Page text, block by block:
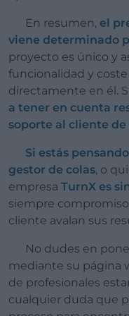
En resumen, el
viene determinado
proyecto es único y
funcionalidad y
directamente en él.
a tener en cuenta
soporte al cliente
Si estás pensando implementar un sistema de
gestor de colas, o
empresa TurnX es
siempre
cliente avalan sus
No dudes en ponerte en contacto con TurnX
mediante su página
de profesionales
cualquier duda que